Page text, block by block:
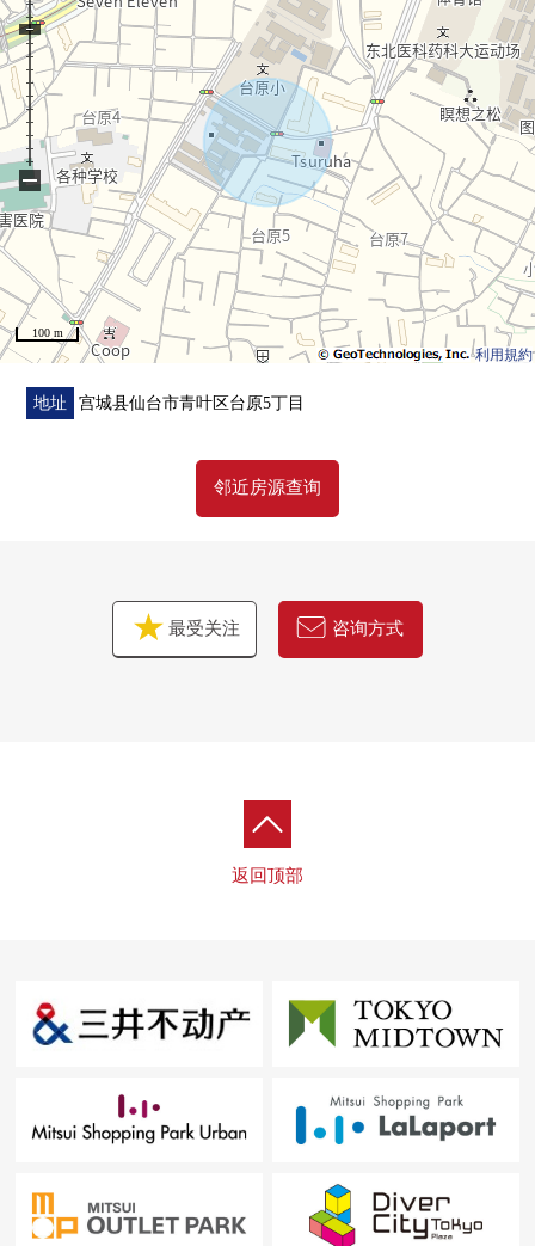
○7-Eleven仙台台原站前店步行7分钟的约550m
○COOP MIYAGI台原商店步行8分钟的约630m
0tochinoki公园步行9分钟的约690m
○台原森林公园步行11分钟的约860m
○东北劳灾病院步行12分钟的约890m
0仙台台原邮局步行12分钟的约890m
0仙台银行台原商店步行13分钟的约980m
0MEGA唐·吉柯德仙台台原商店步行15分钟的约1170m
利用規約
100 m
−
地址 宫城县仙台市青叶区台原5丁目
邻近房源查询
最受关注 咨询方式
返回顶部